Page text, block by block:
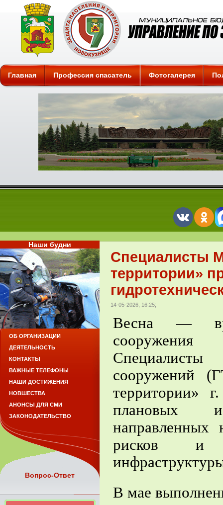
Защита
Главная Профессия спасатель Фотогалерея
Специалисты
территории»
14-05-2026, 16:25;
Весна —
сооружения
сооружений
территории»
плановых и
направленных
рисков и
В мае
Наши будни
ОБ ОРГАНИЗАЦИИ
ДЕЯТЕЛЬНОСТЬ
КОНТАКТЫ
ВАЖНЫЕ ТЕЛЕФОНЫ
НАШИ ДОСТИЖЕНИЯ
НОВШЕСТВА
АНОНСЫ ДЛЯ СМИ
ЗАКОНОДАТЕЛЬСТВО
Вопрос-Ответ